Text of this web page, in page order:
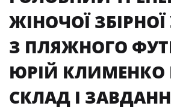
ЖІНОЧОЇ
З ПЛЯЖНОГО
ЮРІЙ КЛИМЕНКО
СКЛАД І